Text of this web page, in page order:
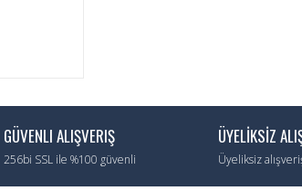
GÜVENLI ALIŞVERIŞ
256bi SSL ile %100 güvenli
ÜYELİKSİZ
Üyeliksiz